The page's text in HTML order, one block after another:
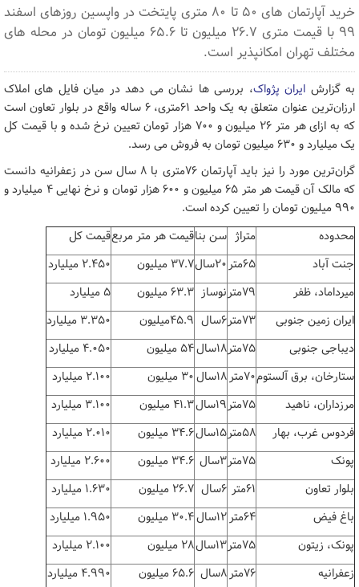
خرید آپارتمان های ۵۰ تا ۸۰ متری پایتخت در واپسین روزهای اسفند
۹۹ با قیمت متری ۲۶.۷ میلیون تا ۶۵.۶ میلیون تومان در محله های
مختلف تهران امکانپذیر است.
به گزارش ایران پژواک، بررسی ها نشان می دهد در میان فایل های املاک
ارزان‌ترین عنوان متعلق به یک واحد ۶۱متری، ۶ ساله واقع در بلوار تعاون است
که به ازای هر متر ۲۶ میلیون و ۷۰۰ هزار تومان تعیین نرخ شده و با قیمت کل
یک میلیارد و ۶۳۰ میلیون تومان به فروش می رسد.
گران‌ترین مورد را نیز باید آپارتمان ۷۶متری با ۸ سال سن در زعفرانیه دانست
که مالک آن قیمت هر متر ۶۵ میلیون و ۶۰۰ هزار تومان و نرخ نهایی ۴ میلیارد و
۹۹۰ میلیون تومان را تعیین کرده است.
محدوده
متراژ سن بناقیمت هر متر مربعقیمت کل
جنت آباد
۶۵متر ۲۰سال ۳۷.۷ میلیون
۲.۴۵۰ میلیارد
میرداماد، ظفر
۷۹متر نوساز ۶۳.۳ میلیون
۵ میلیارد
ایران زمین جنوبی
۷۳متر ۶سال ۴۵.۹میلیون
۳.۳۵۰ میلیارد
دیباجی جنوبی
۷۵متر ۱۸سال ۵۴ میلیون
۴.۰۵۰ میلیارد
ستارخان، برق آلستوم۷۰متر ۱۸سال ۳۰ میلیون
۲.۱۰۰ میلیارد
مرزداران، ناهید
۷۵متر ۱۹سال ۴۱.۳ میلیون
۳.۱۰۰ میلیارد
فردوس غرب، بهار
۵۸متر ۱۵سال ۳۴.۶ میلیون
۲.۰۱۰ میلیارد
پونک
۷۵متر ۳سال ۳۴.۶ میلیون
۲.۶۰۰ میلیارد
بلوار تعاون
۶۱متر ۶سال ۲۶.۷ میلیون
۱.۶۳۰ میلیارد
باغ فیض
۶۴متر ۱۲سال ۳۰.۴ میلیون
۱.۹۵۰ میلیارد
پونک، زیتون
۷۵متر ۱۳سال ۲۸ میلیون
۲.۱۰۰ میلیارد
زعفرانیه
۷۶متر ۸سال ۶۵.۶ میلیون
۴.۹۹۰ میلیارد